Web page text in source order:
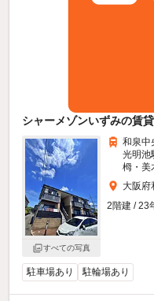
シャーメゾンいずみの賃
すべての写真
和泉中
光明池
栂・美
大阪府
2階建 / 23
駐車場あり 駐輪場あり